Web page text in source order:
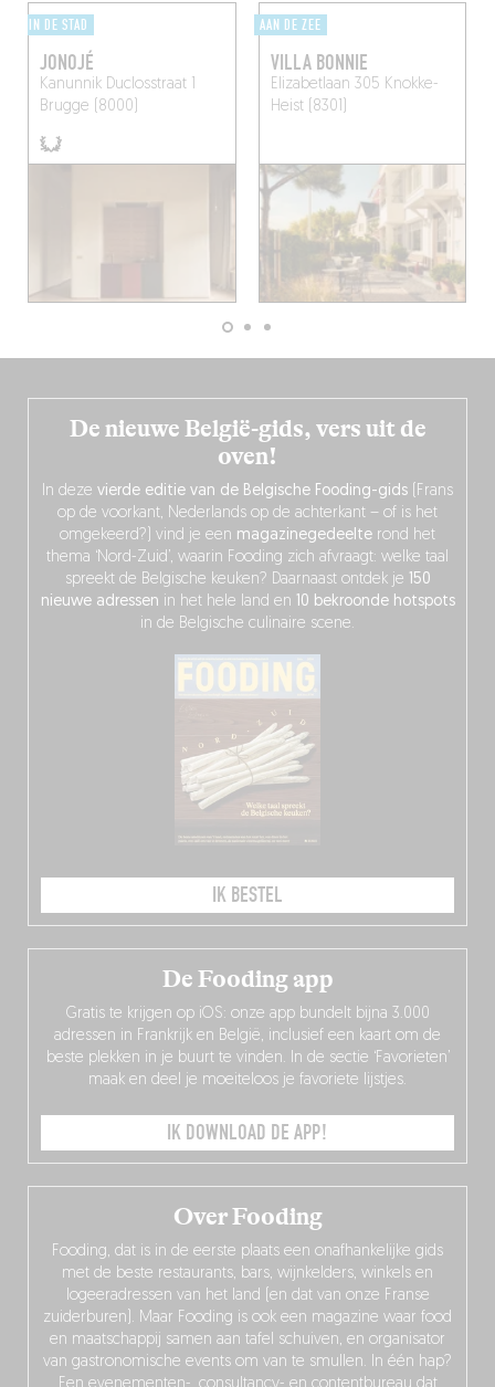
IN DE STAD
JONOJÉ
Kanunnik Duclosstraat 1
Brugge (8000)
AAN DE ZEE
VILLA BONNIE
Elizabetlaan 305 Knokke-
Heist (8301)
De nieuwe België-gids, vers uit de
oven!
In deze vierde editie van de Belgische Fooding-gids (Frans
op de voorkant, Nederlands op de achterkant – of is het
omgekeerd?) vind je een magazinegedeelte rond het
thema ‘Nord-Zuid’, waarin Fooding zich afvraagt: welke taal
spreekt de Belgische keuken? Daarnaast ontdek je 150
nieuwe adressen in het hele land en 10 bekroonde hotspots
in de Belgische culinaire scene.
IK BESTEL
Over Fooding
Fooding, dat is in de eerste plaats een onafhankelijke gids
met de beste restaurants, bars, wijnkelders, winkels en
logeeradressen van het land (en dat van onze Franse
zuiderburen). Maar Fooding is ook een magazine waar food
en maatschappij samen aan tafel schuiven, en organisator
van gastronomische events om van te smullen. In één hap?
De Fooding app
Gratis te krijgen op iOS: onze app bundelt bijna 3.000
adressen in Frankrijk en België, inclusief een kaart om de
beste plekken in je buurt te vinden. In de sectie ‘Favorieten’
maak en deel je moeiteloos je favoriete lijstjes.
IK DOWNLOAD DE APP!